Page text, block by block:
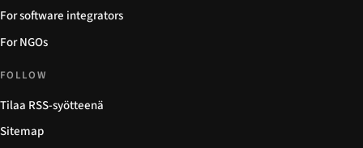
For software integrators
For NGOs
FOLLOW
Tilaa RSS-syötteenä
Sitemap